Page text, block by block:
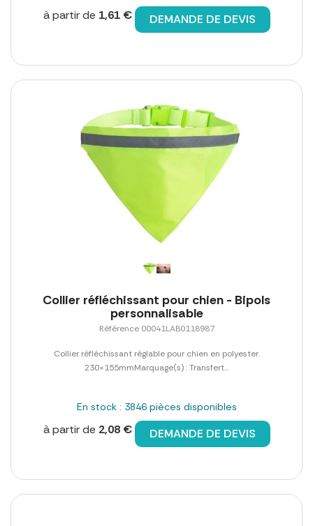
à partir de 1,61 € DEMANDE DE DEVIS
Collier réfléchissant pour chien - Bipols
personnalisable
Référence 00041LAB0118987
Collier réfléchissant réglable pour chien en polyester.
230×155mmMarquage(s) : Transfert...
En stock : 3846 pièces disponibles
à partir de 2,08 € DEMANDE DE DEVIS